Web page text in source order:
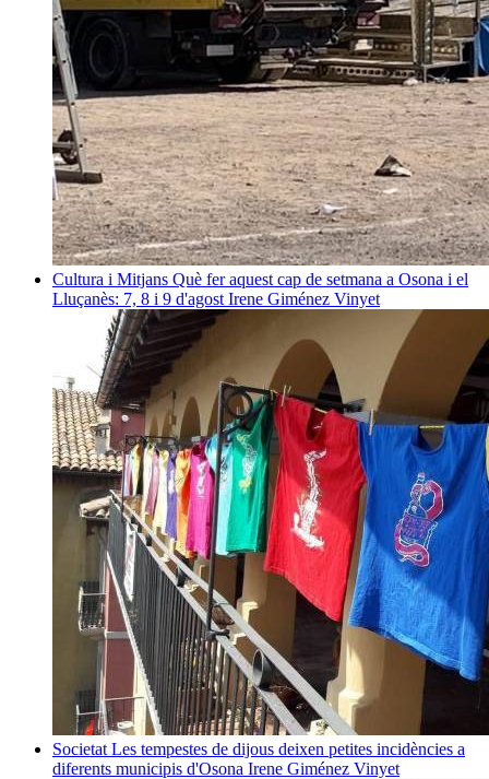
Cultura i Mitjans Què fer aquest cap de setmana a Osona i el
Lluçanès: 7, 8 i 9 d'agost Irene Giménez Vinyet
Societat Les tempestes de dijous deixen petites incidències a
diferents municipis d'Osona Irene Giménez Vinyet